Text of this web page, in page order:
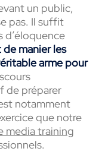
un public,
pas. Il suffit
d’éloquence
de manier les
arme pour
de préparer
notamment
que notre
media training